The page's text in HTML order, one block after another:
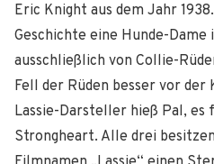
Eric Knight aus dem Jahr
Geschichte eine Hunde-Dame
ausschließlich von Collie-
Fell der Rüden besser vor der
Lassie-Darsteller hieß Pal, es
Strongheart. Alle drei